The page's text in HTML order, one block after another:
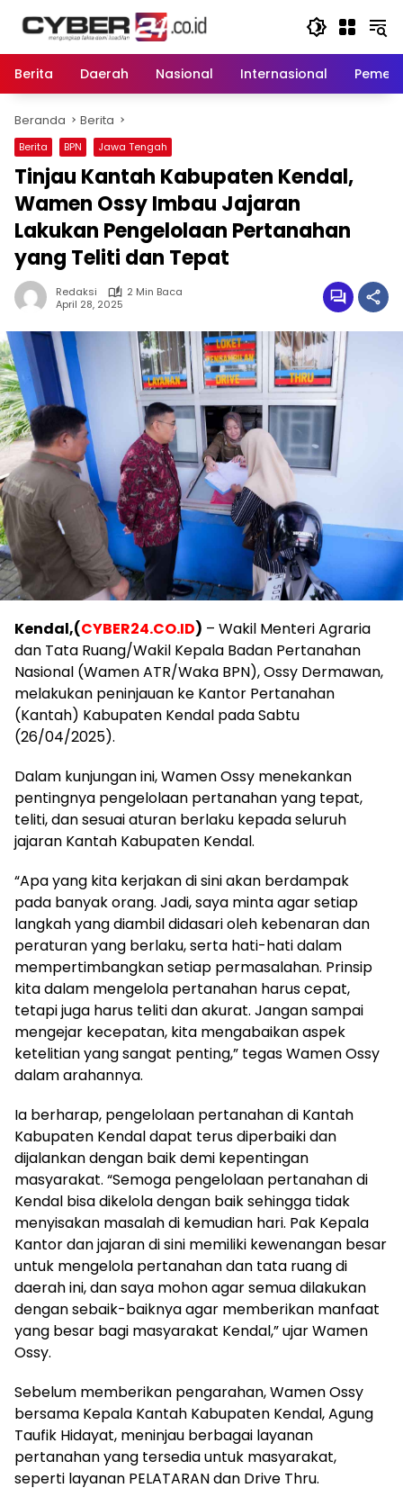
Berita
Daerah Nasional Internasional
Beranda Berita
Berita BPN Jawa Tengah
Tinjau Kantah Kabupaten Kendal,
Wamen Ossy Imbau Jajaran
Lakukan Pengelolaan Pertanahan
yang Teliti dan Tepat
Redaksi
2 Min Baca
April 28, 2025
Kendal,(CYBER24.CO.ID) – Wakil Menteri Agraria
dan Tata Ruang/Wakil Kepala Badan Pertanahan
Nasional (Wamen ATR/Waka BPN), Ossy Dermawan,
melakukan peninjauan ke Kantor Pertanahan
(Kantah) Kabupaten Kendal pada Sabtu
(26/04/2025).
Dalam kunjungan ini, Wamen Ossy menekankan
pentingnya pengelolaan pertanahan yang tepat,
teliti, dan sesuai aturan berlaku kepada seluruh
jajaran Kantah Kabupaten Kendal.
“Apa yang kita kerjakan di sini akan berdampak
pada banyak orang. Jadi, saya minta agar setiap
langkah yang diambil didasari oleh kebenaran dan
peraturan yang berlaku, serta hati-hati dalam
mempertimbangkan setiap permasalahan. Prinsip
kita dalam mengelola pertanahan harus cepat,
tetapi juga harus teliti dan akurat. Jangan sampai
mengejar kecepatan, kita mengabaikan aspek
ketelitian yang sangat penting,” tegas Wamen Ossy
dalam arahannya.
Ia berharap, pengelolaan pertanahan di Kantah
Kabupaten Kendal dapat terus diperbaiki dan
dijalankan dengan baik demi kepentingan
masyarakat. “Semoga pengelolaan pertanahan di
Kendal bisa dikelola dengan baik sehingga tidak
menyisakan masalah di kemudian hari. Pak Kepala
Kantor dan jajaran di sini memiliki kewenangan besar
untuk mengelola pertanahan dan tata ruang di
daerah ini, dan saya mohon agar semua dilakukan
dengan sebaik-baiknya agar memberikan manfaat
yang besar bagi masyarakat Kendal,” ujar Wamen
Ossy.
Sebelum memberikan pengarahan, Wamen Ossy
bersama Kepala Kantah Kabupaten Kendal, Agung
Taufik Hidayat, meninjau berbagai layanan
pertanahan yang tersedia untuk masyarakat,
seperti layanan PELATARAN dan Drive Thru.